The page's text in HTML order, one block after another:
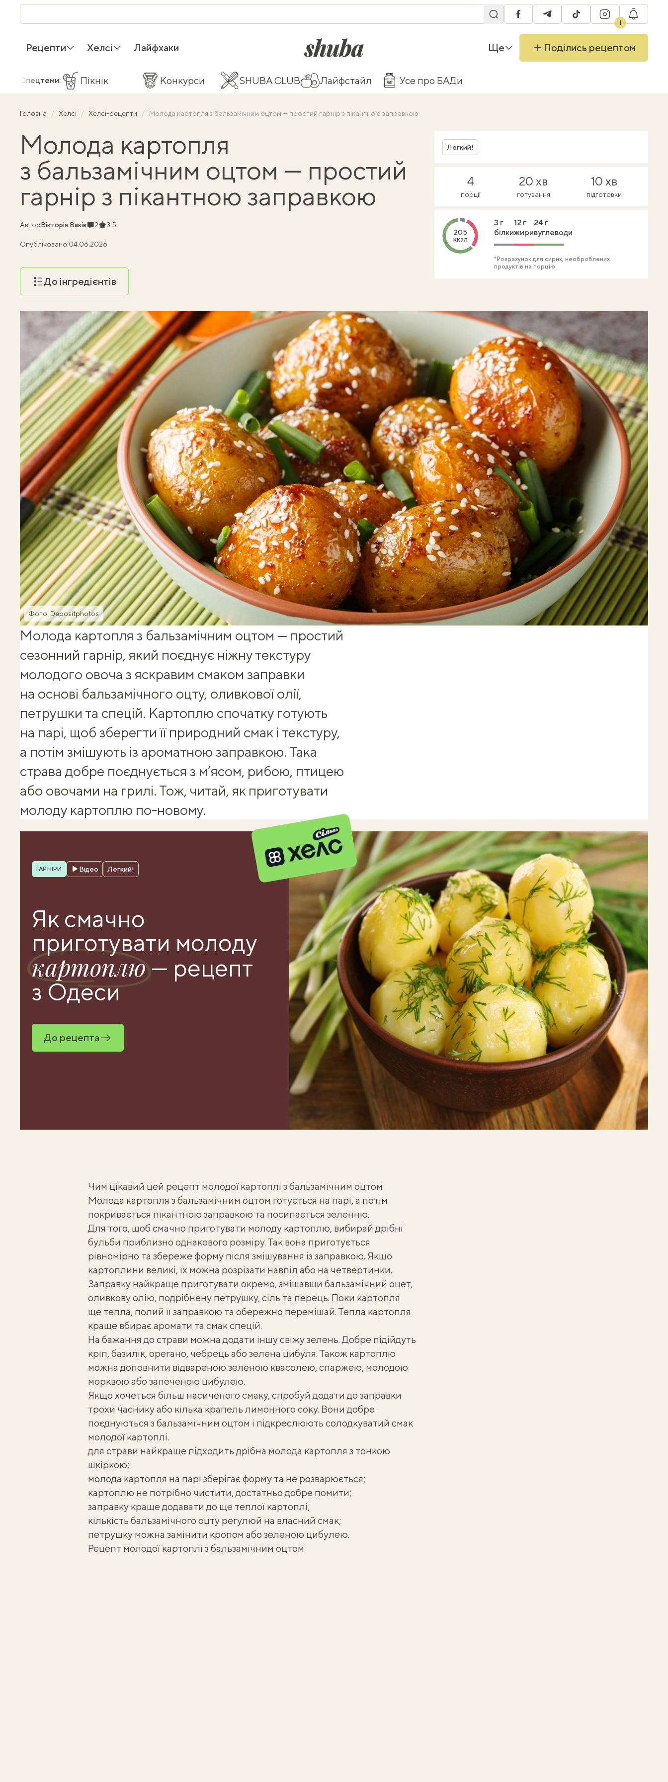
facebooktelegramtiktok instagram
1
Рецепти Хелсі Лайфхаки shuba.life Ще Поділись рецептом
Спецтеми: Пікнік Конкурси SHUBA CLUB Лайфстайл Усе про БАДи
Головна Хелсі Хелсі-рецепти Молода картопля з бальзамічним оцтом — простий гарнір з пікантною заправкою
Молода картопля
з бальзамічним оцтом — простий
гарнір з пікантною заправкою
АвторВікторія ВаківКоментарі
2Рейтинг
3.5
Опубліковано:04.06.2026
До інгредієнтів
Фото: Depositphotos
Легкий!
4
порції
20 хв
готування
10 хв
підготовки
205
ккал
3 г
білки
12 г
жири
24 г
вуглеводи
*Розрахунок для сирих, необроблених
продуктів на порцію
Молода картопля з бальзамічним оцтом — простий
сезонний гарнір, який поєднує ніжну текстуру
молодого овоча з яскравим смаком заправки
на основі бальзамічного оцту, оливкової олії,
петрушки та спецій. Картоплю спочатку готують
на парі, щоб зберегти її природний смак і текстуру,
а потім змішують із ароматною заправкою. Така
страва добре поєднується з м’ясом, рибою, птицею
або овочами на грилі. Тож, читай, як приготувати
молоду картоплю по-новому.
Рубрика
ГАРНІРИ Відео Легкий!
Як смачно
приготувати молоду
картоплю— рецепт
з Одеси
До рецепта
Чим цікавий цей рецепт молодої картоплі з бальзамічним оцтом
Молода картопля з бальзамічним оцтом готується на парі, а потім
покривається пікантною заправкою та посипається зеленню.
Для того, щоб смачно приготувати молоду картоплю, вибирай дрібні
бульби приблизно однакового розміру. Так вона приготується
рівномірно та збереже форму після змішування із заправкою. Якщо
картоплини великі, їх можна розрізати навпіл або на четвертинки.
Заправку найкраще приготувати окремо, змішавши бальзамічний оцет,
оливкову олію, подрібнену петрушку, сіль та перець. Поки картопля
ще тепла, полий її заправкою та обережно перемішай. Тепла картопля
краще вбирає аромати та смак спецій.
На бажання до страви можна додати іншу свіжу зелень. Добре підійдуть
кріп, базилік, орегано, чебрець або зелена цибуля. Також картоплю
можна доповнити відвареною зеленою квасолею, спаржею, молодою
морквою або запеченою цибулею.
Якщо хочеться більш насиченого смаку, спробуй додати до заправки
трохи часнику або кілька крапель лимонного соку. Вони добре
поєднуються з бальзамічним оцтом і підкреслюють солодкуватий смак
молодої картоплі.
для страви найкраще підходить дрібна молода картопля з тонкою
шкіркою;
молода картопля на парі зберігає форму та не розварюється;
картоплю не потрібно чистити, достатньо добре помити;
заправку краще додавати до ще теплої картоплі;
кількість бальзамічного оцту регулюй на власний смак;
петрушку можна замінити кропом або зеленою цибулею.
Рецепт молодої картоплі з бальзамічним оцтом